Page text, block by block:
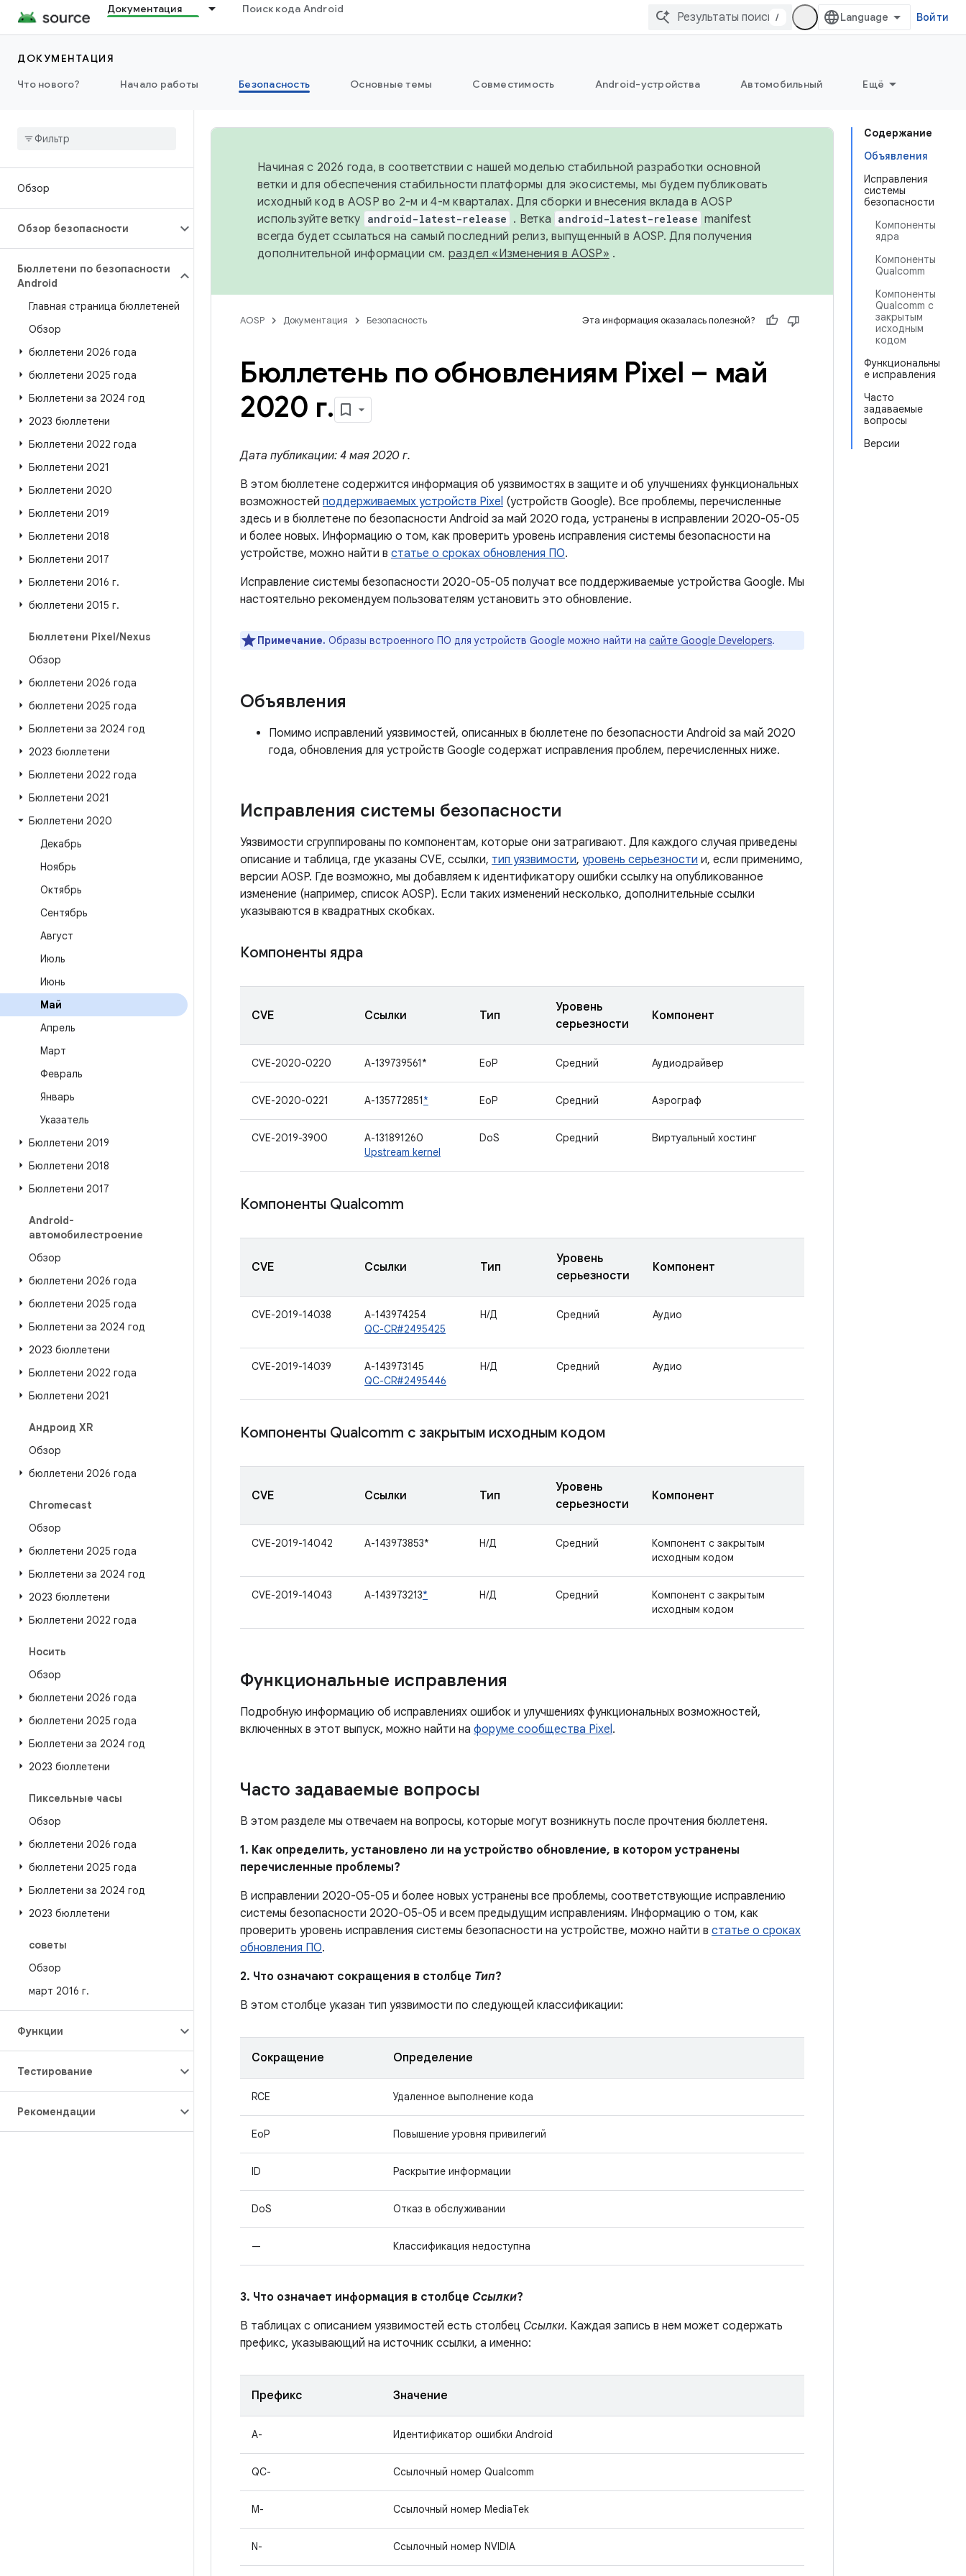
Документация Поиск кода Android
/ Войти
ДОКУМЕНТАЦИЯ
Что нового?
Начало работы Безопасность Основные темы Совместимость Android-устройства Автомобильный Ещё
Обзор
Обзор безопасности
Бюллетени по безопасности
Android
Главная страница бюллетеней
Обзор
бюллетени 2026 года
бюллетени 2025 года
Бюллетени за 2024 год
2023 бюллетени
Бюллетени 2022 года
Бюллетени 2021
Бюллетени 2020
Бюллетени 2019
Бюллетени 2018
Бюллетени 2017
Бюллетени 2016 г.
бюллетени 2015 г.
Бюллетени Pixel/Nexus
Обзор
бюллетени 2026 года
бюллетени 2025 года
Бюллетени за 2024 год
2023 бюллетени
Бюллетени 2022 года
Бюллетени 2021
Бюллетени 2020
Декабрь
Ноябрь
Октябрь
Сентябрь
Август
Июль
Июнь
Май
Апрель
Март
Февраль
Январь
Указатель
Бюллетени 2019
Бюллетени 2018
Бюллетени 2017
Android-
автомобилестроение
Обзор
бюллетени 2026 года
бюллетени 2025 года
Бюллетени за 2024 год
2023 бюллетени
Бюллетени 2022 года
Бюллетени 2021
Андроид XR
Обзор
бюллетени 2026 года
Chromecast
Обзор
бюллетени 2025 года
Бюллетени за 2024 год
2023 бюллетени
Бюллетени 2022 года
Носить
Обзор
бюллетени 2026 года
бюллетени 2025 года
Бюллетени за 2024 год
2023 бюллетени
Пиксельные часы
Обзор
бюллетени 2026 года
бюллетени 2025 года
Бюллетени за 2024 год
2023 бюллетени
советы
Обзор
март 2016 г.
Функции
Тестирование
Рекомендации
Содержание
Объявления
Исправления
системы
безопасности
Компоненты
ядра
Компоненты
Qualcomm
Компоненты
Qualcomm с
закрытым
исходным
кодом
Функциональны
е исправления
Часто
задаваемые
вопросы
Версии
Начиная с 2026 года, в соответствии с нашей моделью стабильной разработки основной
ветки и для обеспечения стабильности платформы для экосистемы, мы будем публиковать
исходный код в AOSP во 2-м и 4-м кварталах. Для сборки и внесения вклада в AOSP
используйте ветку android-latest-release . Ветка android-latest-release manifest
всегда будет ссылаться на самый последний релиз, выпущенный в AOSP. Для получения
дополнительной информации см. раздел «Изменения в AOSP» .
AOSP Документация Безопасность Эта информация оказалась полезной?
Бюллетень по обновлениям Pixel – май
2020 г.
Дата публикации: 4 мая 2020 г.
В этом бюллетене содержится информация об уязвимостях в защите и об улучшениях функциональных
возможностей поддерживаемых устройств Pixel (устройств Google). Все проблемы, перечисленные
здесь и в бюллетене по безопасности Android за май 2020 года, устранены в исправлении 2020-05-05
и более новых. Информацию о том, как проверить уровень исправления системы безопасности на
устройстве, можно найти в статье о сроках обновления ПО.
Исправление системы безопасности 2020-05-05 получат все поддерживаемые устройства Google. Мы
настоятельно рекомендуем пользователям установить это обновление.
Примечание. Образы встроенного ПО для устройств Google можно найти на сайте Google Developers.
Объявления
Помимо исправлений уязвимостей, описанных в бюллетене по безопасности Android за май 2020
года, обновления для устройств Google содержат исправления проблем, перечисленных ниже.
Исправления системы безопасности
Уязвимости сгруппированы по компонентам, которые они затрагивают. Для каждого случая приведены
описание и таблица, где указаны CVE, ссылки, тип уязвимости, уровень серьезности и, если применимо,
версии AOSP. Где возможно, мы добавляем к идентификатору ошибки ссылку на опубликованное
изменение (например, список AOSP). Если таких изменений несколько, дополнительные ссылки
указываются в квадратных скобках.
Компоненты ядра
CVE Ссылки Тип
Уровень
серьезности
Компонент
CVE-2020-0220 A-139739561* EoP Средний Аудиодрайвер
CVE-2020-0221 A-135772851* EoP Средний Аэрограф
CVE-2019-3900
A-131891260
Upstream kernel
DoS Средний Виртуальный хостинг
Компоненты Qualcomm
CVE Ссылки Тип
Уровень
серьезности
Компонент
CVE-2019-14038
A-143974254
QC-CR#2495425
Н/Д Средний Аудио
CVE-2019-14039
A-143973145
QC-CR#2495446
Н/Д Средний Аудио
Компоненты Qualcomm с закрытым исходным кодом
CVE Ссылки Тип
Уровень
серьезности
Компонент
CVE-2019-14042 A-143973853* Н/Д Средний
Компонент с закрытым
исходным кодом
CVE-2019-14043 A-143973213* Н/Д Средний
Компонент с закрытым
исходным кодом
Функциональные исправления
Подробную информацию об исправлениях ошибок и улучшениях функциональных возможностей,
включенных в этот выпуск, можно найти на форуме сообщества Pixel.
Часто задаваемые вопросы
В этом разделе мы отвечаем на вопросы, которые могут возникнуть после прочтения бюллетеня.
1. Как определить, установлено ли на устройство обновление, в котором устранены
перечисленные проблемы?
В исправлении 2020-05-05 и более новых устранены все проблемы, соответствующие исправлению
системы безопасности 2020-05-05 и всем предыдущим исправлениям. Информацию о том, как
проверить уровень исправления системы безопасности на устройстве, можно найти в статье о сроках
обновления ПО.
2. Что означают сокращения в столбце Тип?
В этом столбце указан тип уязвимости по следующей классификации:
Сокращение Определение
RCE Удаленное выполнение кода
EoP Повышение уровня привилегий
ID Раскрытие информации
DoS Отказ в обслуживании
— Классификация недоступна
3. Что означает информация в столбце Ссылки?
В таблицах с описанием уязвимостей есть столбец Ссылки. Каждая запись в нем может содержать
префикс, указывающий на источник ссылки, а именно:
Префикс Значение
A- Идентификатор ошибки Android
QC- Ссылочный номер Qualcomm
M- Ссылочный номер MediaTek
N- Ссылочный номер NVIDIA